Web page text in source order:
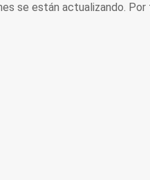
se están actualizando.